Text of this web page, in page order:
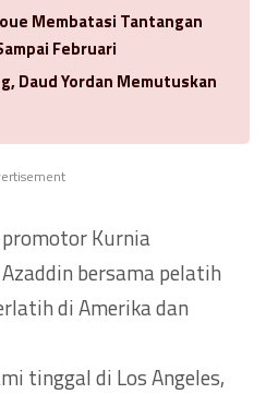
Membatasi Tantangan
Februari
Daud Yordan Memutuskan
Kurnia
bersama pelatih
di Amerika dan
tinggal di Los Angeles,